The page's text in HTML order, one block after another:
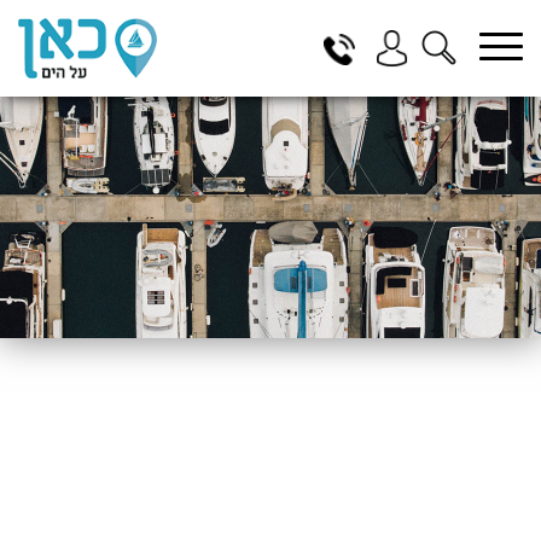
בחר תתקטגוריה בחר מיקום
הכל
ביוון / ליוון
בישראל
באילת
במרינה הרצליה